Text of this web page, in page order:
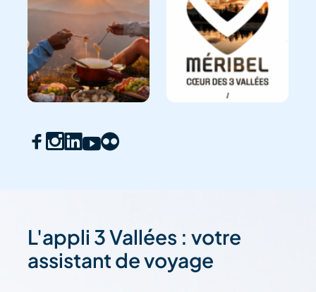
L'appli 3 Vallées : votre
assistant de voyage